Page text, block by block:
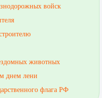
войск
животных
днем лени
флага РФ